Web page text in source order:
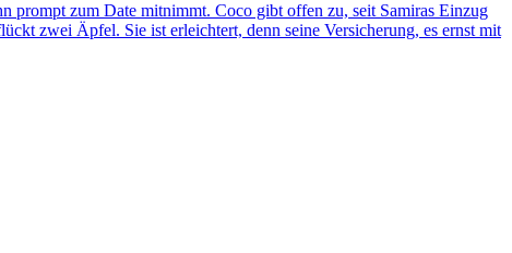
prompt zum Date mitnimmt. Coco gibt offen zu, seit Samiras Einzug
zwei Äpfel. Sie ist erleichtert, denn seine Versicherung, es ernst mit